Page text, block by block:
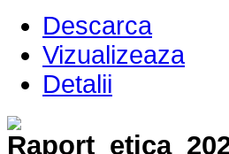
Descarca
Vizualizeaza
Detalii